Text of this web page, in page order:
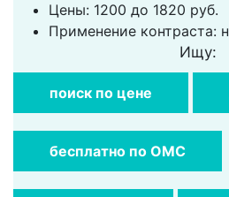
Цены: 1200 до 1820 руб.
Применение контраста:
Ищу:
поиск по цене
бесплатно по ОМС